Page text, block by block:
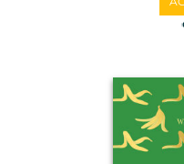
Fabrizio
Rigotti,